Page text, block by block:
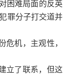
困难局面的反英
罪分子打交道并
机，主观性，
立了联系，但这